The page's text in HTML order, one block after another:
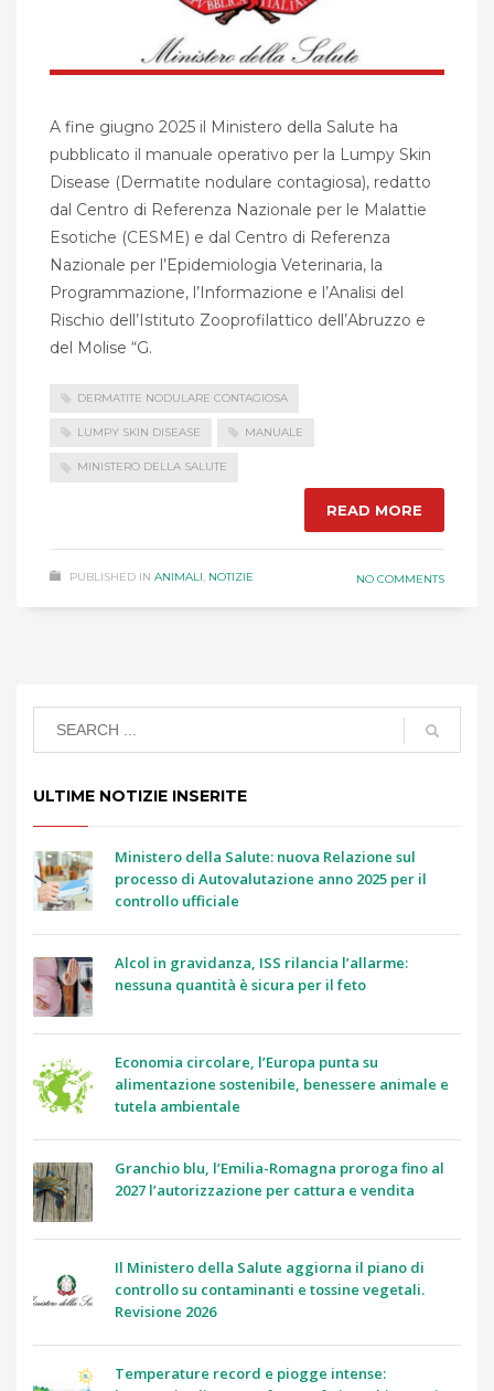
A fine giugno 2025 il Ministero della Salute ha
pubblicato il manuale operativo per la Lumpy Skin
Disease (Dermatite nodulare contagiosa), redatto
dal Centro di Referenza Nazionale per le Malattie
Esotiche (CESME) e dal Centro di Referenza
Nazionale per l’Epidemiologia Veterinaria, la
Programmazione, l’Informazione e l’Analisi del
Rischio dell’Istituto Zooprofilattico dell’Abruzzo e
del Molise “G.
DERMATITE NODULARE CONTAGIOSA
LUMPY SKIN DISEASE MANUALE
MINISTERO DELLA SALUTE
READ MORE
PUBLISHED IN ANIMALI, NOTIZIE NO COMMENTS
ULTIME NOTIZIE INSERITE
Ministero della Salute: nuova Relazione sul
processo di Autovalutazione anno 2025 per il
controllo ufficiale
Alcol in gravidanza, ISS rilancia l’allarme:
nessuna quantità è sicura per il feto
Economia circolare, l’Europa punta su
alimentazione sostenibile, benessere animale e
tutela ambientale
Granchio blu, l’Emilia-Romagna proroga fino al
2027 l’autorizzazione per cattura e vendita
Il Ministero della Salute aggiorna il piano di
controllo su contaminanti e tossine vegetali.
Revisione 2026
Temperature record e piogge intense: